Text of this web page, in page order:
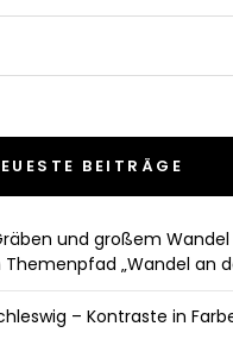
BEITRÄGE
und großem Wandel
„Wandel an
– Kontraste in